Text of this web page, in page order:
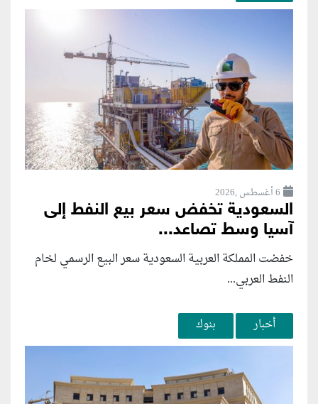
6 أغسطس ,2026
السعودية تخفض سعر بيع النفط إلى
آسيا وسط تصاعد...
خفضت المملكة العربية السعودية سعر البيع الرسمي لخام
النفط العربي...
أخبار بنوك